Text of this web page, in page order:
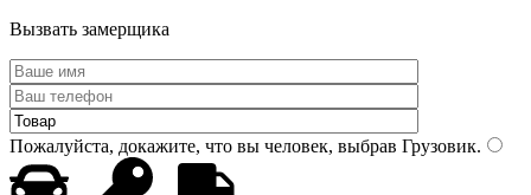
Вызвать замерщика
Пожалуйста, докажите, что вы человек, выбрав Грузовик.